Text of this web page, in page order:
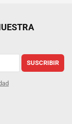
SUSCRIBIR